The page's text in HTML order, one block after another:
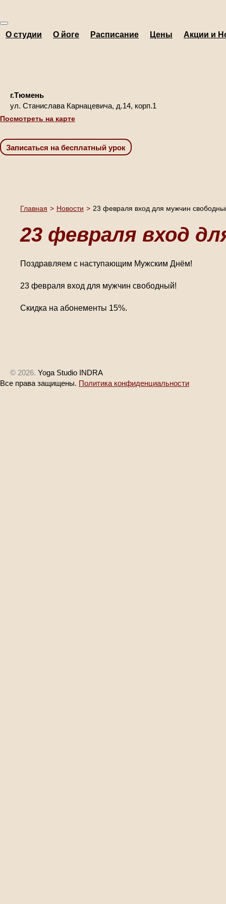
О студии О йоге Расписание Цены Акции и
г.Тюмень
ул. Станислава Карнацевича, д.14, корп.1
Посмотреть на карте
Главная > Новости > 23 февраля вход для мужчин
23 февраля вход
Поздравляем с наступающим Мужским Днём!
23 февраля вход для мужчин свободный!
Скидка на абонементы 15%.
© 2026. Yoga Studio INDRA
Все права защищены. Политика конфиденциальности